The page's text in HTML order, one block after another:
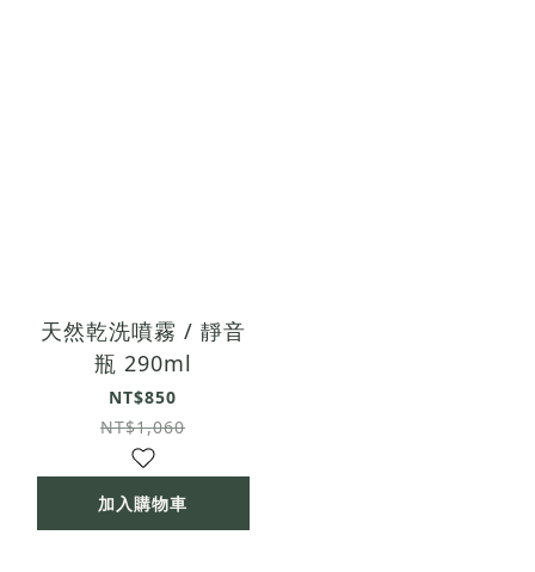
天然乾洗噴霧 / 靜音
瓶 290ml
NT$850
NT$1,060
加入購物車